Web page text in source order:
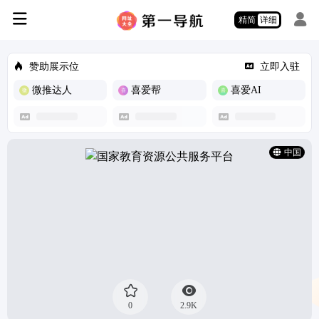
精简 详细
赞助展示位 立即入驻
微推达人 喜爱帮 喜爱AI
中国
0 2.9K